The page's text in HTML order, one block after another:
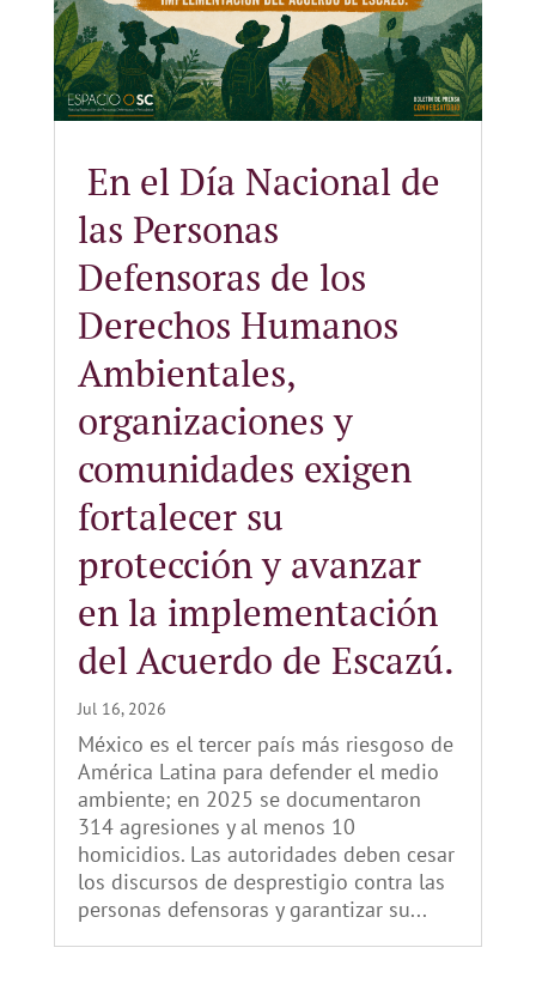
En el Día Nacional de
las Personas
Defensoras de los
Derechos Humanos
Ambientales,
organizaciones y
comunidades exigen
fortalecer su
protección y avanzar
en la implementación
del Acuerdo de Escazú.
Jul 16, 2026
México es el tercer país más riesgoso de
América Latina para defender el medio
ambiente; en 2025 se documentaron
314 agresiones y al menos 10
homicidios. Las autoridades deben cesar
los discursos de desprestigio contra las
personas defensoras y garantizar su...